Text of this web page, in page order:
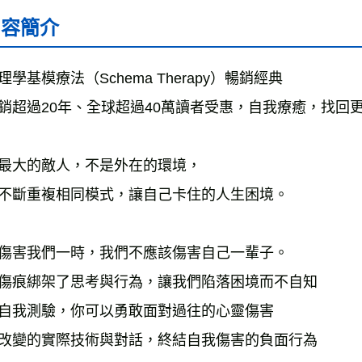
簡介
學基模療法（Schema Therapy）暢銷經典
超過20年、全球超過40萬讀者受惠，自我療癒，找回
大的敵人，不是外在的環境，
斷重複相同模式，讓自己卡住的人生困境。
害我們一時，我們不應該傷害自己一輩子。
痕綁架了思考與行為，讓我們陷落困境而不自知
我測驗，你可以勇敢面對過往的心靈傷害
變的實際技術與對話，終結自我傷害的負面行為